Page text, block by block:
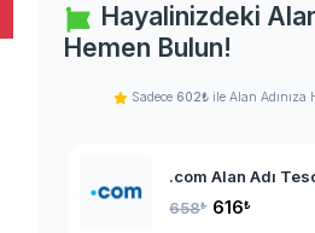
Hayalinizdeki Alan
Hemen Bulun!
Sadece 602₺ ile Alan
.com Alan Adı
658₺ 616₺